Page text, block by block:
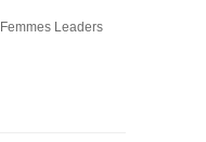
Leaders